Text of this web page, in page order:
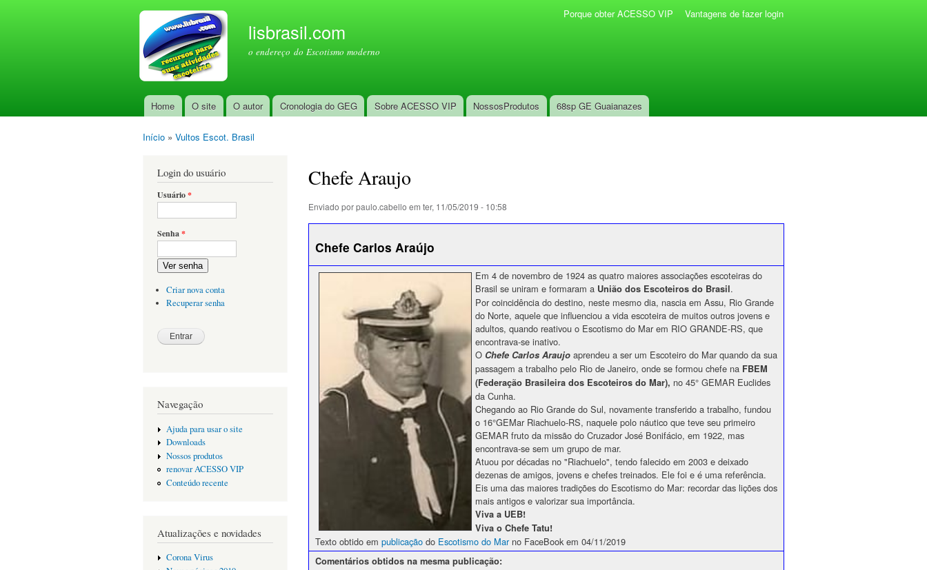
lisbrasil.com
o endereço do Escotismo moderno
Menu principal
Home O site O autor Cronologia do GEG Sobre ACESSO VIP NossosProdutos 68sp GE Guaianazes
Porque obter ACESSO VIP Vantagens de fazer login
Início » Vultos Escot. Brasil
Login do usuário
Usuário*
Senha*
Ver senha
Criar nova conta
Recuperar senha
Navegação
Ajuda para usar o site
Downloads
Nossos produtos
renovar ACESSO VIP
Conteúdo recente
Atualizações e novidades
Corona Virus
Chefe Araujo
Enviado porpaulo.cabello em ter, 11/05/2019 - 10:58
Chefe Carlos Araújo
Em 4 de novembro de 1924 as quatro maiores associações escoteiras do
Brasil se uniram e formaram a União dos Escoteiros do Brasil.
Por coincidência do destino, neste mesmo dia, nascia em Assu, Rio Grande
do Norte, aquele que influenciou a vida escoteira de muitos outros jovens e
adultos, quando reativou o Escotismo do Mar em RIO GRANDE-RS, que
encontrava-se inativo.
O Chefe Carlos Araujo aprendeu a ser um Escoteiro do Mar quando da sua
passagem a trabalho pelo Rio de Janeiro, onde se formou chefe na FBEM
(Federação Brasileira dos Escoteiros do Mar), no 45° GEMAR Euclides
da Cunha.
Chegando ao Rio Grande do Sul, novamente transferido a trabalho, fundou
o 16°GEMar Riachuelo-RS, naquele polo náutico que teve seu primeiro
GEMAR fruto da missão do Cruzador José Bonifácio, em 1922, mas
encontrava-se sem um grupo de mar.
Atuou por décadas no "Riachuelo", tendo falecido em 2003 e deixado
dezenas de amigos, jovens e chefes treinados. Ele foi e é uma referência.
Eis uma das maiores tradições do Escotismo do Mar: recordar das lições dos
mais antigos e valorizar sua importância.
Viva a UEB!
Viva o Chefe Tatu!
Texto obtido em publicação do Escotismo do Marno FaceBook em 04/11/2019
Comentários obtidos na mesma publicação: